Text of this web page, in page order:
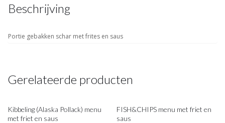
Beschrijving
Portie gebakken schar met frites en saus
Gerelateerde producten
Kibbeling (Alaska Pollack) menu
met friet en saus
FISH&CHIPS menu met friet en
saus